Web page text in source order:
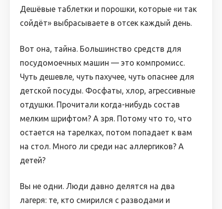
Дешёвые таблетки и порошки, которые «и так
сойдёт» выбрасываете в отсек каждый день.
Вот она, тайна. Большинство средств для
посудомоечных машин — это компромисс.
Чуть дешевле, чуть пахучее, чуть опаснее для
детской посуды. Фосфаты, хлор, агрессивные
отдушки. Прочитали когда-нибудь состав
мелким шрифтом? А зря. Потому что то, что
остается на тарелках, потом попадает к вам
на стол. Много ли среди нас аллергиков? А
детей?
Вы не одни. Люди давно делятся на два
лагеря: те, кто смирился с разводами и